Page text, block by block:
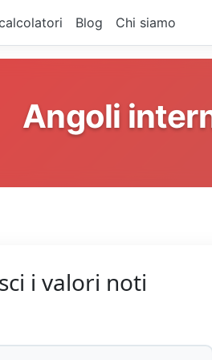
Blog Chi siamo
Angoli
i valori noti